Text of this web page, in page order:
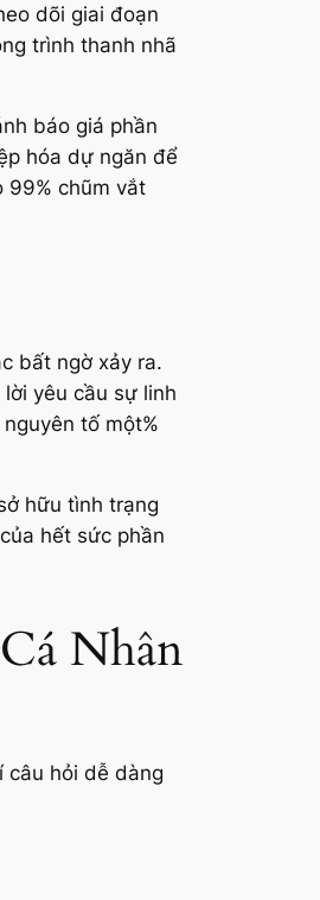
dõi giai đoạn
trình thanh nhã
báo giá phần
hóa dự ngăn để
99% chũm vắt
bất ngờ xảy ra.
yêu cầu sự linh
tố một%
hữu tình trạng
hết sức phần
Nhân
câu hỏi dễ dàng